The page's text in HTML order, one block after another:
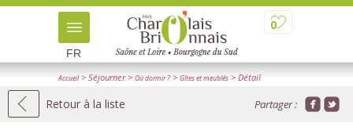
0
FR
Accueil> Séjourner> Où dormir ? > Gîtes et meublés > Détail
Retour à la liste Partager :